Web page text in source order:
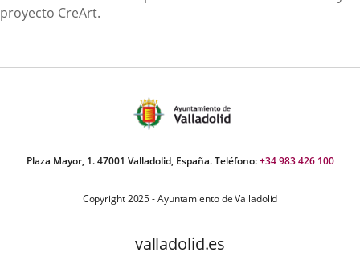
proyecto CreArt.
Plaza Mayor, 1. 47001 Valladolid, España. Teléfono:+34 983 426 100
Copyright 2025 - Ayuntamiento de Valladolid
valladolid.es